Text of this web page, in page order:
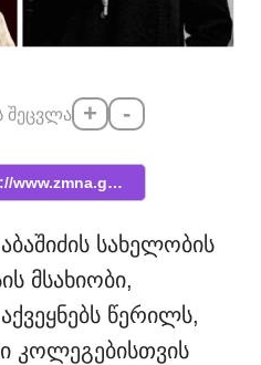
შეცვლა + -
https://www.zmna.ge/news/vitsodi-rom-es-...
სახელობის
მსახიობი,
წერილს,
კოლეგებისთვის